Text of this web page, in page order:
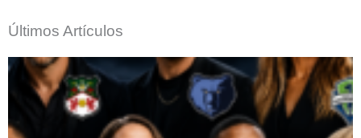
Últimos Artículos